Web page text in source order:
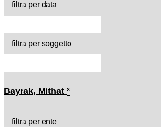
filtra per data
filtra per soggetto
Bayrak, Mithat ˟
filtra per ente